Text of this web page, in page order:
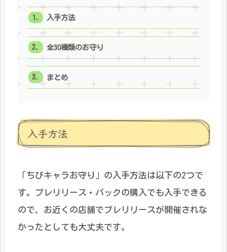
入手方法
全30種類のお守り
まとめ
入手方法
「ちびキャラお守り」の入手方法は以下の2つで
す。プレリリース・パックの購入でも入手できる
ので、お近くの店舗でプレリリースが開催されな
かったとしても大丈夫です。